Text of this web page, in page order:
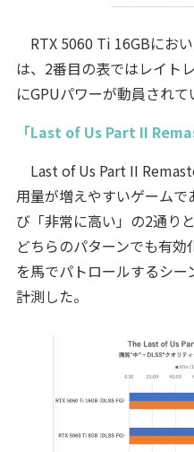
RTX 5060 Ti 16GBにお
は、2番目の表ではレイト
にGPUパワーが動員されて
「Last of Us Part II
Last of Us Part II
用量が増えやすいゲーム
び「非常に高い」の2通り
どちらのパターンでも有
を馬でパトロールするシ
計測した。